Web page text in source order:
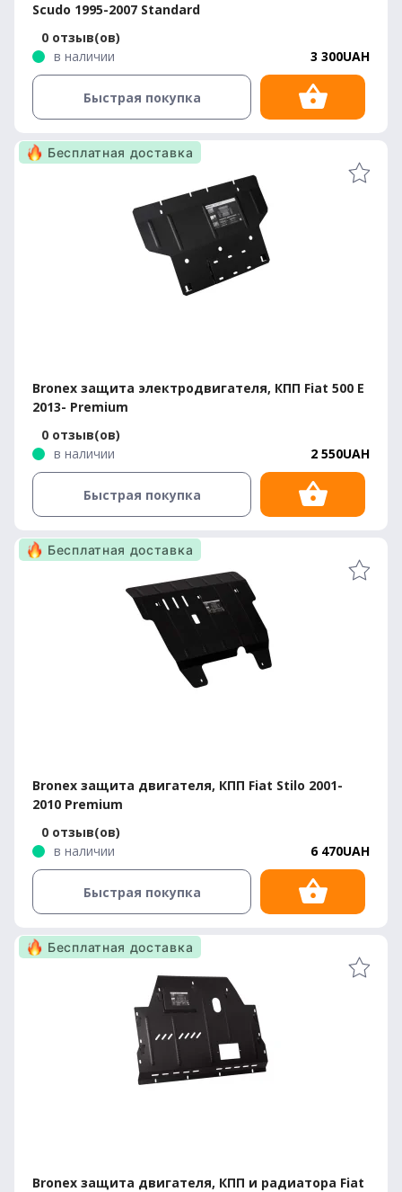
Scudo 1995-2007 Standard
0 отзыв(ов)
в наличии
3 300UAH
Быстрая покупка
Bronex защита электродвигателя, КПП Fiat 500 E
2013- Premium
0 отзыв(ов)
в наличии
2 550UAH
Бесплатная доставка
Быстрая покупка
Bronex защита двигателя, КПП Fiat Stilo 2001-
2010 Premium
0 отзыв(ов)
в наличии
6 470UAH
Бесплатная доставка
Быстрая покупка
Bronex защита двигателя, КПП и радиатора Fiat
Бесплатная доставка